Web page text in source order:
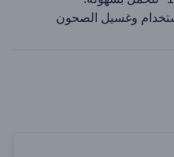
وغسيل الصحون